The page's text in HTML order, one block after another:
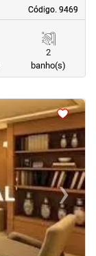
Código. 9469
Código. 9469
2
banho(s)
›Next